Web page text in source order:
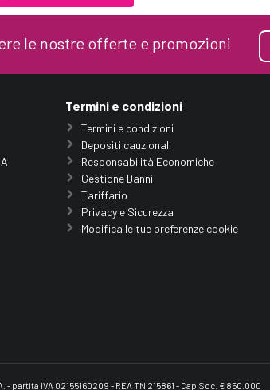
le nostre offerte e promozioni
Termini e condizioni
Termini e condizioni
Depositi cauzionali
Responsabilità Economiche
Gestione Danni
Tariffario
Privacy e Sicurezza
Modifica le tue preferenze cookie
IVA 02155160209 - REA TN 215861 - Cap.Soc. € 850.000